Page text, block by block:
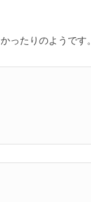
ったりのようです。